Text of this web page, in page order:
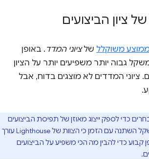
ציון הביצועים
משוקלל שלציוני המדד . באופן
גבוה יותר משפיעים יותר על הציון
ציוני המדדים לא מוצגים בדוח, אבל
כדי לספק ייצוג מאוזן של תפיסת הביצועים
בעיני המשתמשים. המשקל השתנה עם הזמן כי הצוות של Lighthouse עורך
קבוע כדי להבין מה הכי משפיע על הביצועים